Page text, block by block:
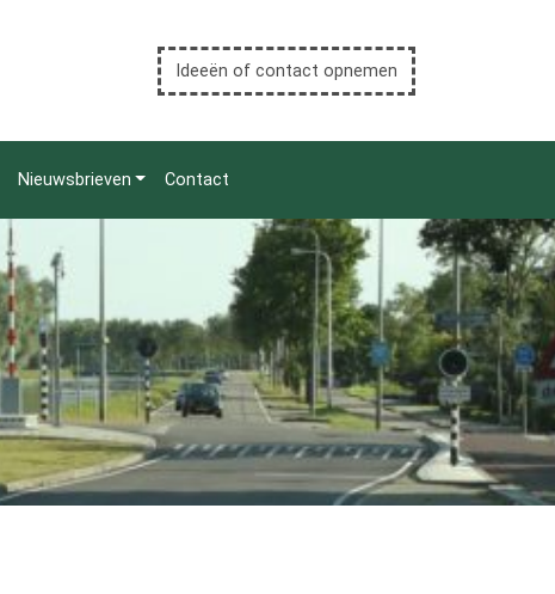
Ideeën of contact opnemen
Nieuwsbrieven Contact